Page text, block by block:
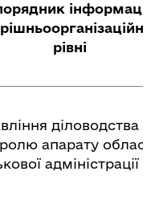
інформації
рівні
діловодства
апарату
адміністрації